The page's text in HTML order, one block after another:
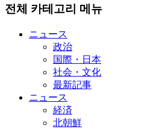
전체 카테고리 메뉴
ニュース
政治
国際・日本
社会・文化
最新記事
ニュース
経済
北朝鮮